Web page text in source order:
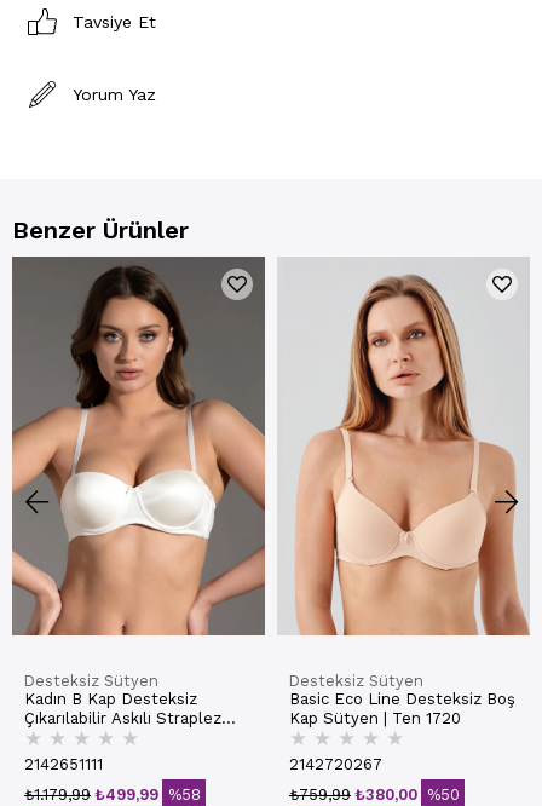
Tavsiye Et
Yorum Yaz
Benzer Ürünler
Desteksiz Sütyen
Kadın B Kap Desteksiz
Çıkarılabilir Askılı Straplez
Basic Sütyen | Ekru 7050
★ ★ ★ ★ ★
2142651111
₺499,99
₺1.179,99 %58
Desteksiz Sütyen
Basic Eco Line Desteksiz Boş
Kap Sütyen | Ten 1720
★ ★ ★ ★ ★
2142720267
₺380,00
₺759,99 %50